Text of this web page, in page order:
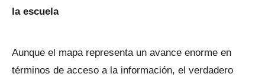
la escuela
Aunque el mapa representa un avance enorme en
términos de acceso a la información, el verdadero